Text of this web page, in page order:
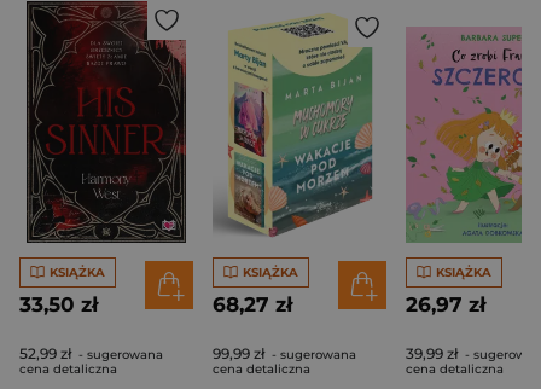
KSIĄŻKA
33,50 zł
52,99 zł - sugerowana
cena detaliczna
KSIĄŻKA
68,27 zł
99,99 zł - sugerowana
cena detaliczna
KSIĄŻKA
26,97 zł
39,99 zł -
cena detaliczna